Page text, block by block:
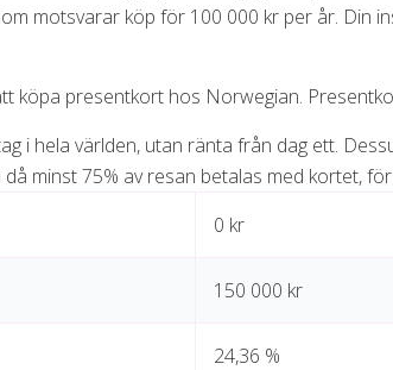
motsvarar köp för 100 000 kr per år. Din
köpa presentkort hos Norwegian.
i hela världen, utan ränta från dag ett.
minst 75% av resan betalas med kortet,
0 kr
150 000 kr
24,36 %